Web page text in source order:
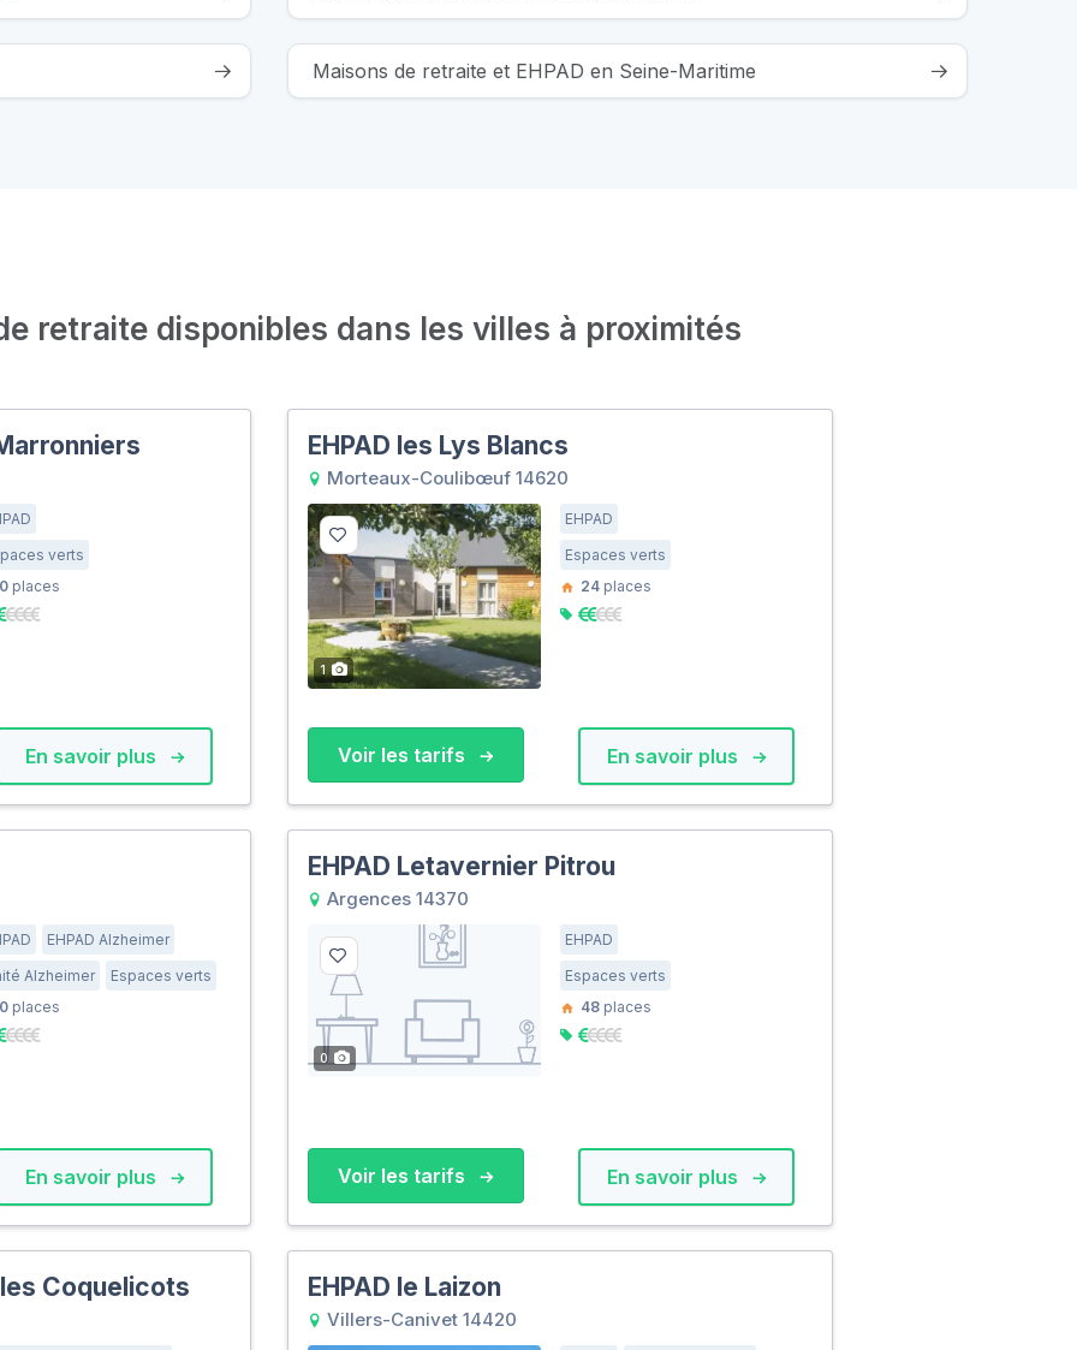
Maisons de retraite et EHPAD en Seine-Maritime
retraite disponibles dans les villes à proximités
verts
places
En savoir plus
EHPAD les Lys Blancs
Morteaux-Coulibœuf 14620
1
EHPAD
Espaces verts
24 places
Voir les tarifs En savoir plus
EHPAD Alzheimer
Alzheimer
Espaces verts
places
En savoir plus
EHPAD Letavernier Pitrou
Argences 14370
0
EHPAD
Espaces verts
48 places
Voir les tarifs En savoir plus
Coquelicots EHPAD le Laizon
Villers-Canivet 14420